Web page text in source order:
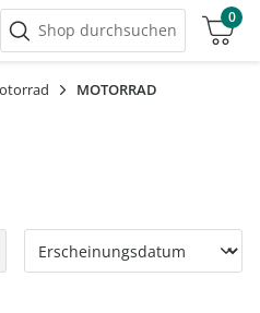
Shop durchsuchen
0
MOTORRAD